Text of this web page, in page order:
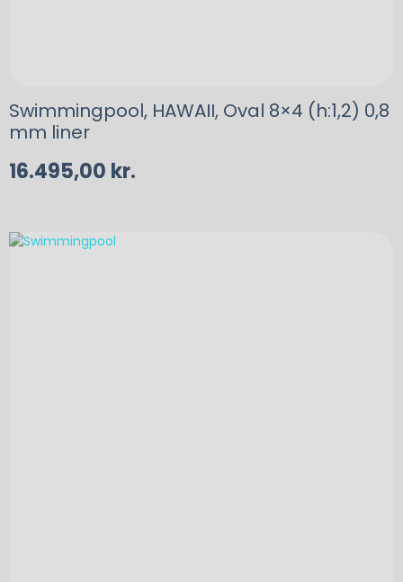
Swimmingpool, HAWAII, Oval 8×4 (h:1,2) 0,8
mm liner
16.495,00 kr.